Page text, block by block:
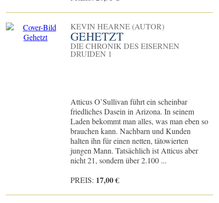
KEVIN HEARNE (AUTOR)
GEHETZT
DIE CHRONIK DES EISERNEN
DRUIDEN 1
Atticus O’Sullivan führt ein scheinbar
friedliches Dasein in Arizona. In seinem
Laden bekommt man alles, was man eben so
brauchen kann. Nachbarn und Kunden
halten ihn für einen netten, tätowierten
jungen Mann. Tatsächlich ist Atticus aber
nicht 21, sondern über 2.100 ...
PREIS: 17,00 €